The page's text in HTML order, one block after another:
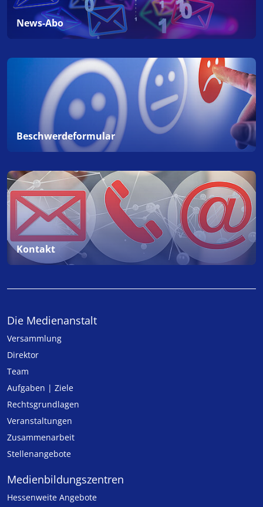
News-Abo
Beschwerdeformular
Kontakt
Die Medienanstalt
Versammlung
Direktor
Team
Aufgaben | Ziele
Rechtsgrundlagen
Veranstaltungen
Zusammenarbeit
Stellenangebote
Medien­bildungs­zentren
Hessenweite Angebote